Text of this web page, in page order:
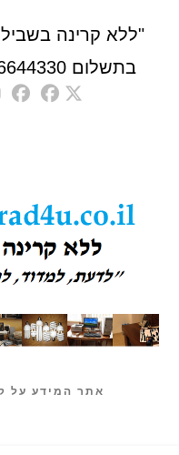
קרינה בשבילך"...
0796644330 (א-ה 09:00-12:00)
אתר המידע על קרינה